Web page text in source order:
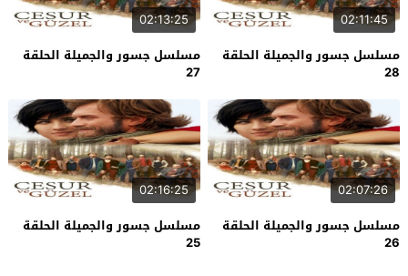
02:11:45
مسلسل جسور والجميلة الحلقة
28
02:13:25
مسلسل جسور والجميلة الحلقة
27
02:07:26
مسلسل جسور والجميلة الحلقة
26
02:16:25
مسلسل جسور والجميلة الحلقة
25